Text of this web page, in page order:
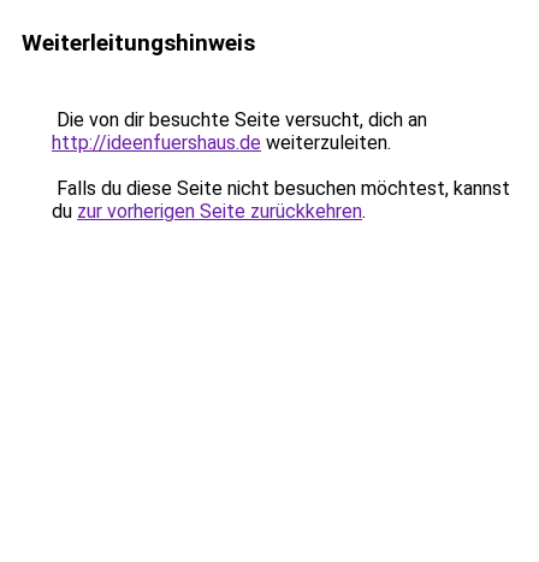
Weiterleitungshinweis
Die von dir besuchte Seite versucht, dich an
http://ideenfuershaus.de weiterzuleiten.
Falls du diese Seite nicht besuchen möchtest, kannst
du zur vorherigen Seite zurückkehren.